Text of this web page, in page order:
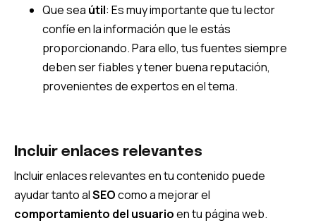
Que sea útil: Es muy importante que tu lector
confíe en la información que le estás
proporcionando. Para ello, tus fuentes siempre
deben ser fiables y tener buena reputación,
provenientes de expertos en el tema.
Incluir enlaces relevantes
Incluir enlaces relevantes en tu contenido puede
ayudar tanto alSEOcomo a mejorar el
comportamiento del usuarioen tu página web.